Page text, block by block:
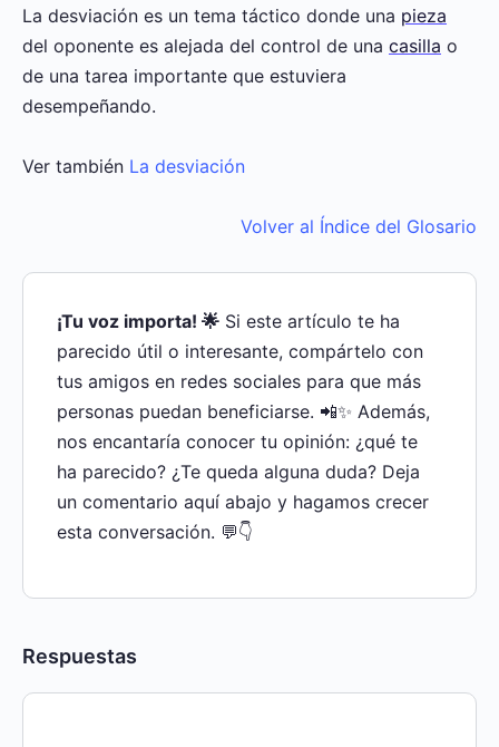
La desviación es un tema táctico donde una pieza
del oponente es alejada del control de una casilla o
de una tarea importante que estuviera
desempeñando.
Ver también La desviación
Volver al Índice del Glosario
¡Tu voz importa! 🌟 Si este artículo te ha
parecido útil o interesante, compártelo con
tus amigos en redes sociales para que más
personas puedan beneficiarse. 📲✨ Además,
nos encantaría conocer tu opinión: ¿qué te
ha parecido? ¿Te queda alguna duda? Deja
un comentario aquí abajo y hagamos crecer
esta conversación. 💬👇
Respuestas